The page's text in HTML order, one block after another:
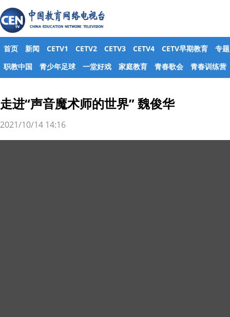
首页 新闻 CETV1 CETV2 CETV3 CETV4 CETV早期教育
专题
职教中国
青少年足球 一堂好戏 家庭教育 青春歌会 青春训练营
走进“声音魔术师的世界” 魏俊华
2021/10/14 14:16